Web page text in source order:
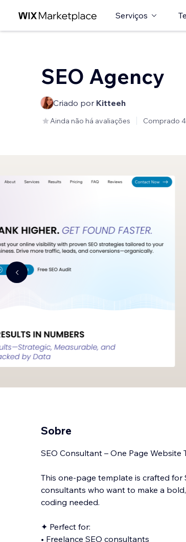
Serviços
SEO Agency
Criado por Kitteeh
Ainda não há avaliações Comprado
Sobre
SEO Consultant – One Page Website
This one-page template is crafted
consultants who want to make a
coding needed.
✦ Perfect for:
• Freelance SEO consultants